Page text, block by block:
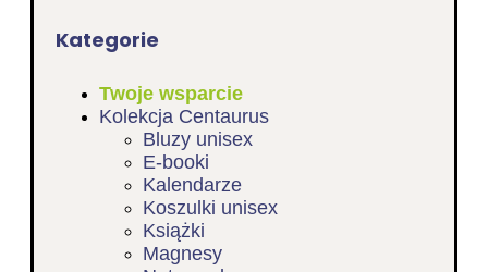
Kategorie
Twoje wsparcie
Kolekcja Centaurus
Bluzy unisex
E-booki
Kalendarze
Koszulki unisex
Książki
Magnesy